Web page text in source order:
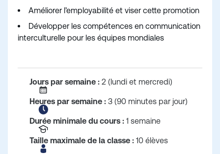
Améliorer l’employabilité et viser cette promotion
Développer les compétences en communication
interculturelle pour les équipes mondiales
Jours par semaine : 2 (lundi et mercredi)
Heures par semaine : 3 (90 minutes par jour)
Durée minimale du cours : 1 semaine
Taille maximale de la classe : 10 élèves